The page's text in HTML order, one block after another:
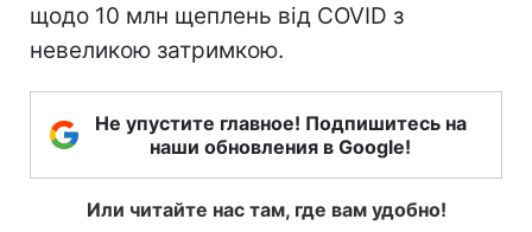
щодо 10 млн щеплень від COVID з
невеликою затримкою.
Не упустите главное! Подпишитесь на
наши обновления в Google!
Или читайте нас там, где вам удобно!